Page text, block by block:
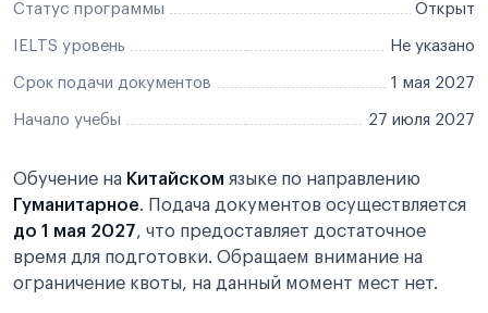
Статус программы Открыт
IELTS уровень Не указано
Срок подачи документов 1 мая 2027
Начало учебы 27 июля 2027
Обучение на Китайском языке по направлению
Гуманитарное. Подача документов осуществляется
до 1 мая 2027, что предоставляет достаточное
время для подготовки. Обращаем внимание на
ограничение квоты, на данный момент мест нет.